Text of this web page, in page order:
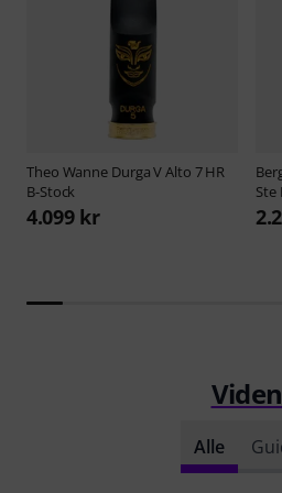
Theo Wanne Durga V Alto 7 HR
B-Stock
4.099 kr
Ste
Viden
Alle